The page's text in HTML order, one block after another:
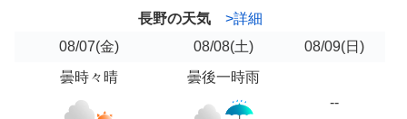
長野の天気
>詳細
08/07(金) 08/08(土) 08/09(日)
曇時々晴
曇後一時雨
--